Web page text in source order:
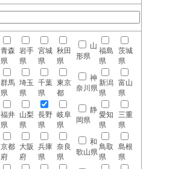
青森
県
岩手
県
宮城
県
秋田
県
山
形県
福島
県
茨城
県
群馬
県
埼玉
県
千葉
県
東京
都
神
奈川県
新潟
県
富山
県
福井
県
山梨
県
長野
県
岐阜
県
静
岡県
愛知
県
三重
県
京都
府
大阪
府
兵庫
県
奈良
県
和
歌山県
鳥取
県
島根
県